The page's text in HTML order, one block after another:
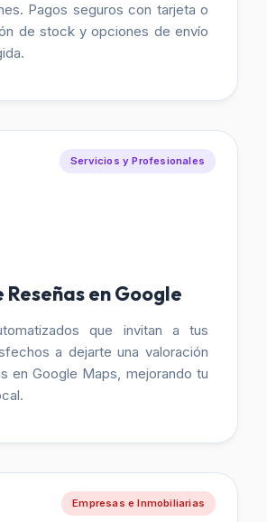
Pagos seguros con tarjeta o
de stock y opciones de envío
Servicios y Profesionales
Reseñas en Google
que invitan a tus
a dejarte una valoración
en Google Maps, mejorando tu
Empresas e Inmobiliarias